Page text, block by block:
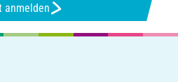
anmelden